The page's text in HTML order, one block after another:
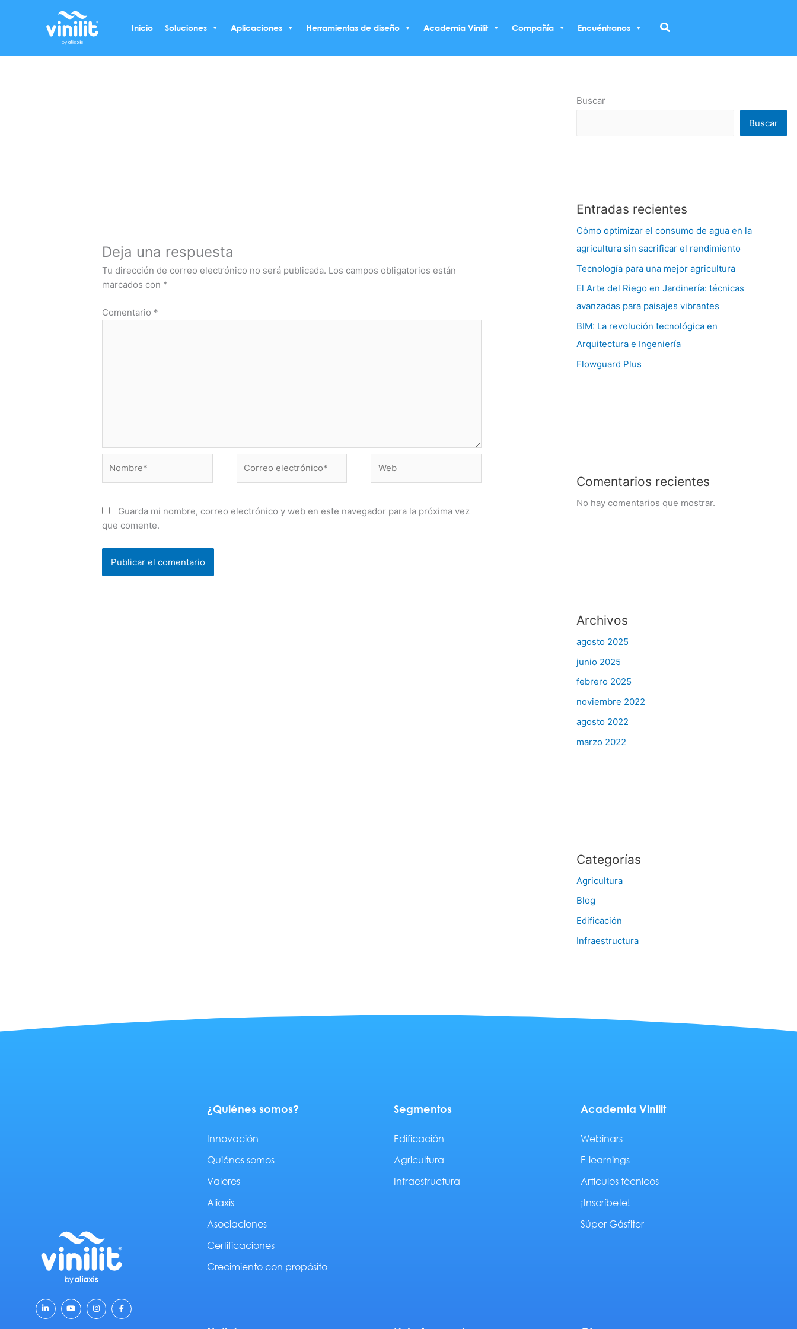
Inicio Soluciones Aplicaciones Herramientas de diseño Academia Vinilit Compañía Encuéntranos Buscar
Deja una respuesta
Tu dirección de correo electrónico no será publicada. Los campos obligatorios están
marcados con *
Comentario *
electrónico*
Guarda mi nombre, correo electrónico y web en este navegador para la próxima vez
que comente.
Buscar
Buscar
Entradas recientes
Cómo optimizar el consumo de agua en la
agricultura sin sacrificar el rendimiento
Tecnología para una mejor agricultura
El Arte del Riego en Jardinería: técnicas
avanzadas para paisajes vibrantes
BIM: La revolución tecnológica en
Arquitectura e Ingeniería
Flowguard Plus
Comentarios recientes
No hay comentarios que mostrar.
Archivos
agosto 2025
junio 2025
febrero 2025
noviembre 2022
agosto 2022
marzo 2022
Categorías
Agricultura
Blog
Edificación
Infraestructura
L
i
n
Y
o
u
I
n
s
F
a
c
¿Quiénes somos?
Innovación
Quiénes somos
Valores
Aliaxis
Asociaciones
Certificaciones
Crecimiento con propósito
Segmentos
Edificación
Agricultura
Infraestructura
Academia Vinilit
Webinars
E-learnings
Artículos técnicos
¡Inscríbete!
Súper Gásfiter